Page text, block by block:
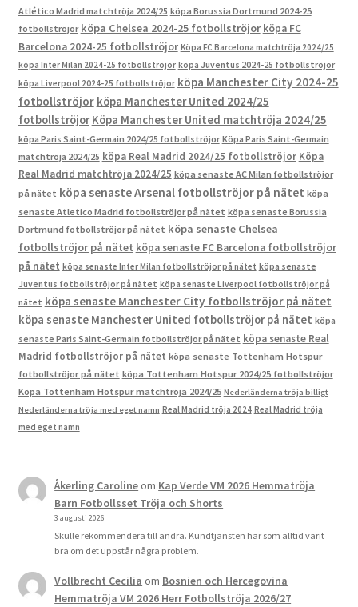
Atlético Madrid matchtröja 2024/25 köpa Borussia Dortmund 2024-25
fotbollströjor köpa Chelsea 2024-25 fotbollströjor köpa FC
Barcelona 2024-25 fotbollströjor Köpa FC Barcelona matchtröja 2024/25
köpa Inter Milan 2024-25 fotbollströjor köpa Juventus 2024-25 fotbollströjor
köpa Liverpool 2024-25 fotbollströjor köpa Manchester City 2024-25
fotbollströjor köpa Manchester United 2024/25
fotbollströjor Köpa Manchester United matchtröja 2024/25
köpa Paris Saint-Germain 2024/25 fotbollströjor Köpa Paris Saint-Germain
matchtröja 2024/25 köpa Real Madrid 2024/25 fotbollströjor Köpa
Real Madrid matchtröja 2024/25 köpa senaste AC Milan fotbollströjor
på nätet köpa senaste Arsenal fotbollströjor på nätet köpa
senaste Atletico Madrid fotbollströjor på nätet köpa senaste Borussia
Dortmund fotbollströjor på nätet köpa senaste Chelsea
fotbollströjor på nätet köpa senaste FC Barcelona fotbollströjor
på nätet köpa senaste Inter Milan fotbollströjor på nätet köpa senaste
Juventus fotbollströjor på nätet köpa senaste Liverpool fotbollströjor på
nätet köpa senaste Manchester City fotbollströjor på nätet
köpa senaste Manchester United fotbollströjor på nätet köpa
senaste Paris Saint-Germain fotbollströjor på nätet köpa senaste Real
Madrid fotbollströjor på nätet köpa senaste Tottenham Hotspur
fotbollströjor på nätet köpa Tottenham Hotspur 2024/25 fotbollströjor
Köpa Tottenham Hotspur matchtröja 2024/25 Nederländerna tröja billigt
Nederländerna tröja med eget namn Real Madrid tröja 2024 Real Madrid tröja
med eget namn
Åkerling Carolineom Kap Verde VM 2026 Hemmatröja
Barn Fotbollsset Tröja och Shorts
3 augusti 2026
Skulle rekommendera till andra. Kundtjänsten har som alltid varit
bra om det uppstår några problem.
Vollbrecht Cecilia om Bosnien och Hercegovina
Hemmatröja VM 2026 Herr Fotbollströja 2026/27